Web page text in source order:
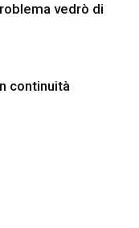
vedrò di
continuità